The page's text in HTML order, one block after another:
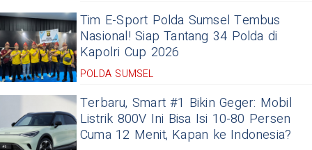
Tim E-Sport Polda Sumsel Tembus
Nasional! Siap Tantang 34 Polda di
Kapolri Cup 2026
POLDA SUMSEL
Terbaru, Smart #1 Bikin Geger: Mobil
Listrik 800V Ini Bisa Isi 10-80 Persen
Cuma 12 Menit, Kapan ke Indonesia?